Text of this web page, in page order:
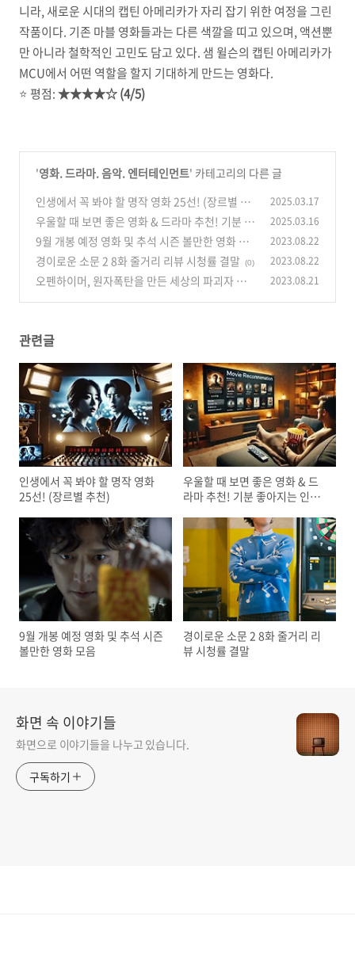
니라, 새로운 시대의 캡틴 아메리카가 자리 잡기 위한 여정을 그린
작품이다. 기존 마블 영화들과는 다른 색깔을 띠고 있으며, 액션뿐
만 아니라 철학적인 고민도 담고 있다. 샘 윌슨의 캡틴 아메리카가
MCU에서 어떤 역할을 할지 기대하게 만드는 영화다.
⭐️ 평점:★★★★☆ (4/5)
'영화. 드라마. 음악. 엔터테인먼트' 카테고리의 다른 글
인생에서 꼭 봐야 할 명작 영화 25선! (장르별 추
천) (0)
2025.03.17
우울할 때 보면 좋은 영화 & 드라마 추천! 기분 좋
아지는 인생작 모음
(0)
2025.03.16
9월 개봉 예정 영화 및 추석 시즌 볼만한 영화 모
음
(1)
2023.08.22
경이로운 소문 2 8화 줄거리 리뷰 시청률 결말 (0) 2023.08.22
오펜하이머, 원자폭탄을 만든 세상의 파괴자 혹
2023.08.21
관련글
인생에서 꼭 봐야 할 명작 영화
25선! (장르별 추천)
우울할 때 보면 좋은 영화 & 드
라마 추천! 기분 좋아지는 인생
9월 개봉 예정 영화 및 추석 시즌
볼만한 영화 모음
경이로운 소문 2 8화 줄거리 리
뷰 시청률 결말
화면 속 이야기들
화면으로 이야기들을 나누고 있습니다.
구독하기